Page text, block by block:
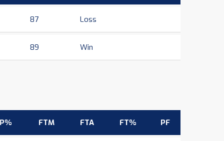
87 Loss
89 Win
FTM FTA FT% PF